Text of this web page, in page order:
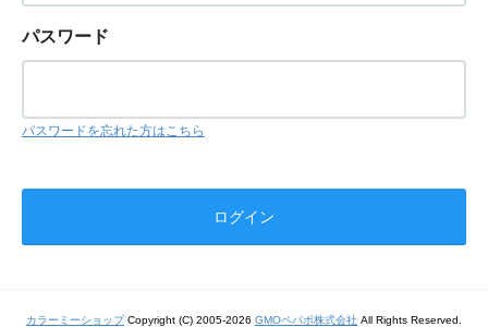
パスワード
パスワードを忘れた方はこちら
カラーミーショップCopyright (C) 2005-2026 GMOペパボ株式会社 All Rights Reserved.